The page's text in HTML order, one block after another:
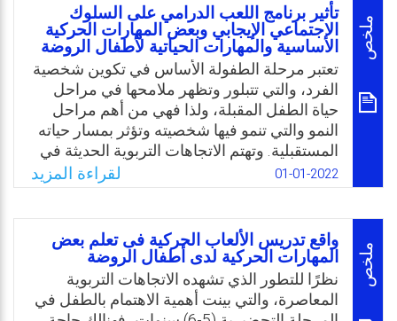
ملخص
تأثير برنامج اللعب الدرامي على السلوك
الاجتماعي الإيجابي وبعض المهارات الحركية
الأساسية والمهارات الحياتية لأطفال الروضة
تعتبر مرحلة الطفولة الأساس في تكوين شخصية
الفرد، والتي تتبلور وتظهر ملامحها في مراحل
حياة الطفل المقبلة، ولذا فهي من أهم مراحل
النمو والتي تنمو فيها شخصيته وتؤثر بمسار حياته
المستقبلية. وتهتم الاتجاهات التربوية الحديثة في
مناهج الطفولة بتفعيل دور اللعب في تعليم وتعلم
الطفل، وخاصة اللعب الدرامي والذي يعتبر واحدًا
من أهم أشكال اللعب وتجربة تعليمية قيمة
للأطفال، ويعتمد جوهر هذا النوع من اللعب على
تصوير الحياة والواقع الفعلي، ومن خلاله يمكن
تلبية احتياجات الطفل الجسمية والعقلية
والاجتماعية. ويعد اللعب الدرامي من أكثر أنواع
اللعب جاذبية ومتعة للطفل، وعليه تمثلت مشكلة
01-01-2022 لقراءة المزيد
ملخص
واقع تدريس الألعاب الحركية فى تعلم بعض
المهارات الحركية لدى أطفال الروضة
نظرًا للتطور الذي تشهده الاتجاهات التربوية
المعاصرة، والتي بينت أهمية الاهتمام بالطفل في